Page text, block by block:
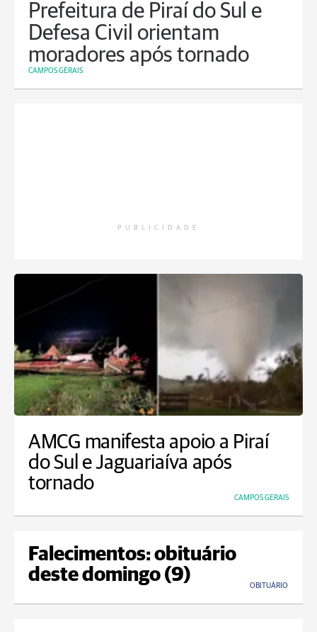
Prefeitura de Piraí do Sul e
Defesa Civil orientam
moradores após tornado
CAMPOS GERAIS
PUBLICIDADE
AMCG manifesta apoio a Piraí
do Sul e Jaguariaíva após
tornado
CAMPOS GERAIS
Falecimentos: obituário
deste domingo (9)
OBITUÁRIO